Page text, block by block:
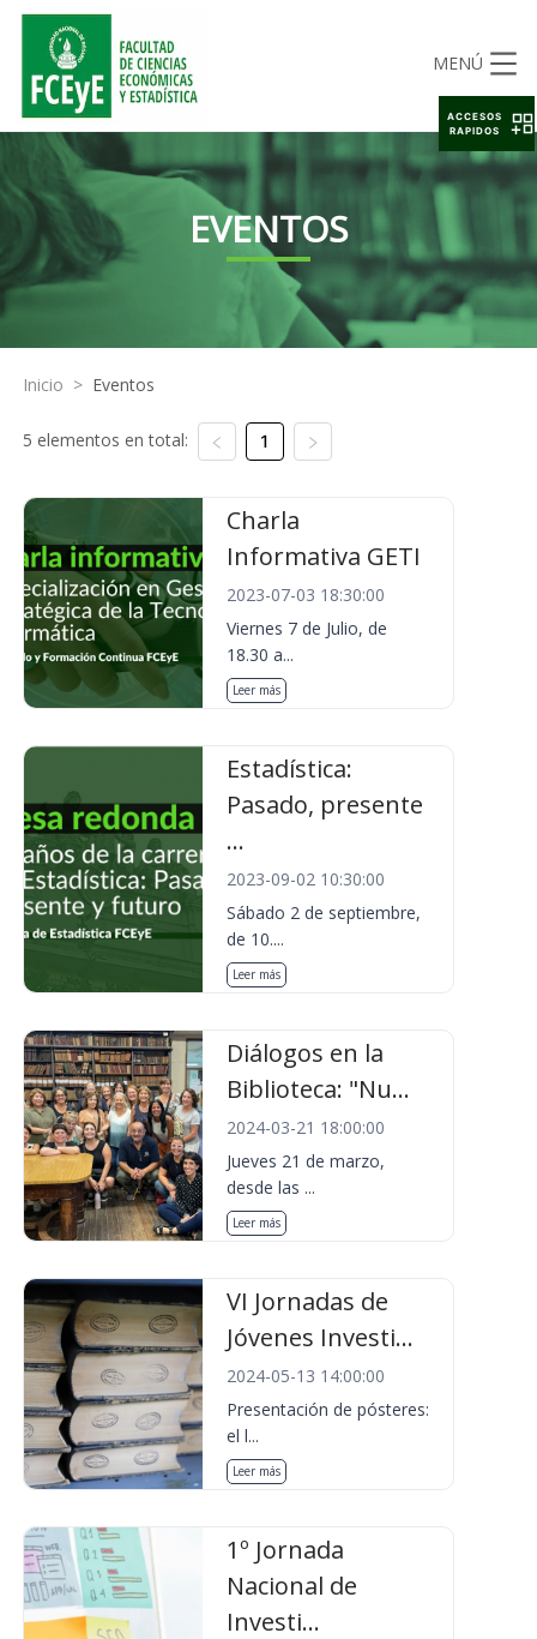
MENÚ
EVENTOS
Inicio > Eventos
5 elementos en total: 1
Charla
Informativa GETI
2023-07-03 18:30:00
Viernes 7 de Julio, de
18.30 a...
Leer más
Estadística:
Pasado, presente
...
2023-09-02 10:30:00
Sábado 2 de septiembre,
de 10....
Leer más
Diálogos en la
Biblioteca: "Nu...
2024-03-21 18:00:00
Jueves 21 de marzo,
desde las ...
Leer más
VI Jornadas de
Jóvenes Investi...
2024-05-13 14:00:00
Presentación de pósteres:
el l...
Leer más
1º Jornada
Nacional de
Investi...
ACCESOS
RAPIDOS